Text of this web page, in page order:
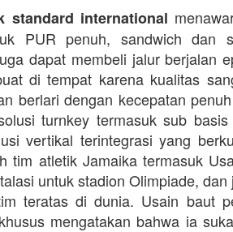
standard international
PUR penuh, sandwich dan
dapat membeli jalur berjalan
di tempat karena kualitas
berlari dengan kecepatan
turnkey termasuk sub
vertikal terintegrasi yang
tim atletik Jamaika termasuk
untuk stadion Olimpiade,
teratas di dunia. Usain baut
mengatakan bahwa ia